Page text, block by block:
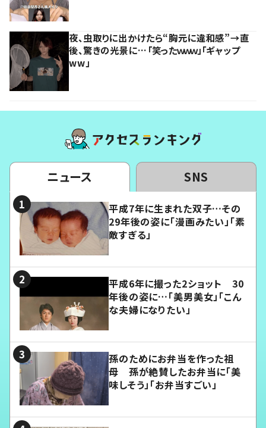
夜、虫取りに出かけたら“胸元に違和感”→直
後、驚きの光景に…「笑ったｗｗｗ」「ギャップ
ww」
ニュース SNS
平成7年に生まれた双子…その
29年後の姿に「漫画みたい」「素
敵すぎる」
平成6年に撮った2ショット 30
年後の姿に…「美男美女」「こん
な夫婦になりたい」
孫のためにお弁当を作った祖
母 孫が絶賛したお弁当に「美
味しそう」「お弁当すごい」